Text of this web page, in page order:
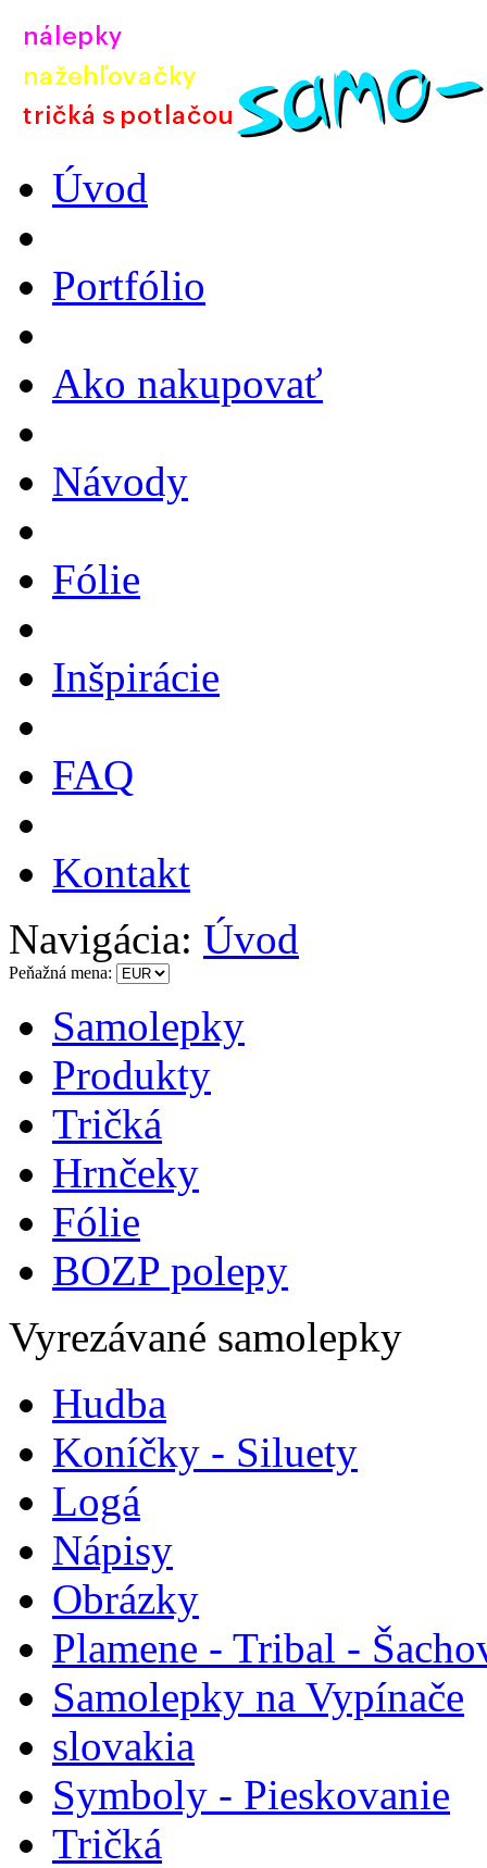
Úvod
Portfólio
Ako nakupovať
Návody
Fólie
Inšpirácie
FAQ
Kontakt
Navigácia: Úvod
Peňažná mena:
Samolepky
Produkty
Tričká
Hrnčeky
Fólie
BOZP polepy
Vyrezávané samolepky
Hudba
Koníčky - Siluety
Logá
Nápisy
Obrázky
Plamene - Tribal -
Samolepky na Vypínače
slovakia
Symboly - Pieskovanie
Tričká